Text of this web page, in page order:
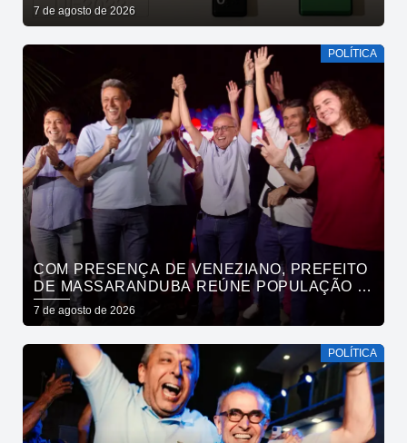
7 de agosto de 2026
POLÍTICA
COM PRESENÇA DE VENEZIANO, PREFEITO
DE MASSARANDUBA REÚNE POPULAÇÃO E
ANUNCIA APOIO A CÍCERO LUCENA
7 de agosto de 2026
POLÍTICA